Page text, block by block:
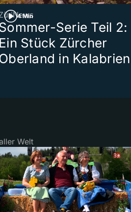
4 Min
Serie Teil 2:
Ein Stück Zürcher
in Kalabrien
Welt